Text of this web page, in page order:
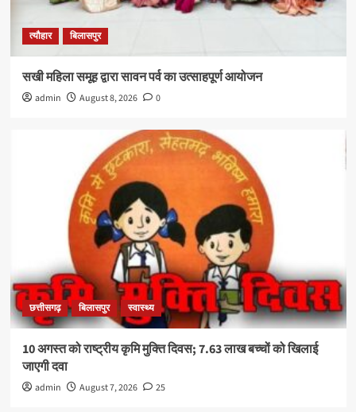
त्यौहार बिलासपुर
सखी महिला समूह द्वारा सावन पर्व का उत्साहपूर्ण आयोजन
admin August 8, 2026 0
छत्तीसगढ़ बिलासपुर स्वास्थ्य
10 अगस्त को राष्ट्रीय कृमि मुक्ति दिवस; 7.63 लाख बच्चों को खिलाई
जाएगी दवा
admin August 7, 2026 25